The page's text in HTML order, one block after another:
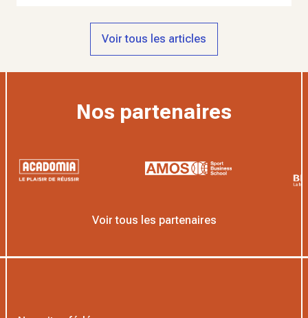
Voir tous les articles
Nos partenaires
Voir tous les partenaires